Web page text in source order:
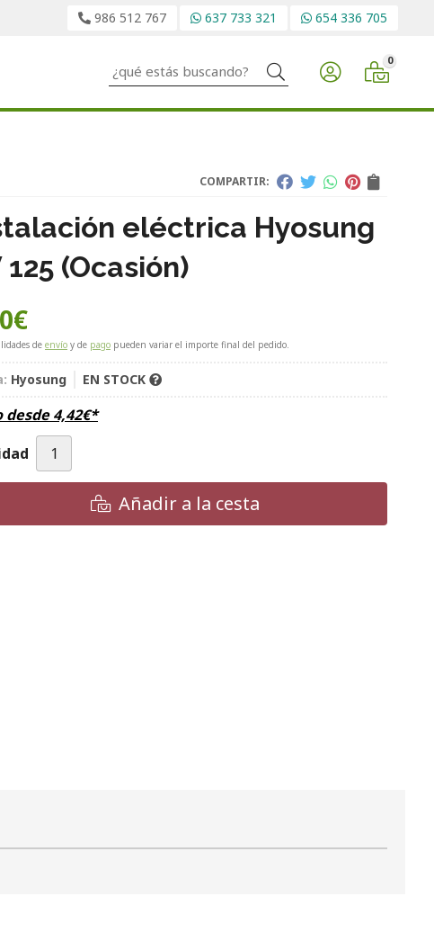
986 512 767 637 733 321 654 336 705
Buscar 0
COMPARTIR:
eléctrica Hyosung
125 (Ocasión)
€
de envío y de pago pueden variar el importe final del pedido.
Hyosung EN STOCK
desde4,42€*
Añadir a la cesta